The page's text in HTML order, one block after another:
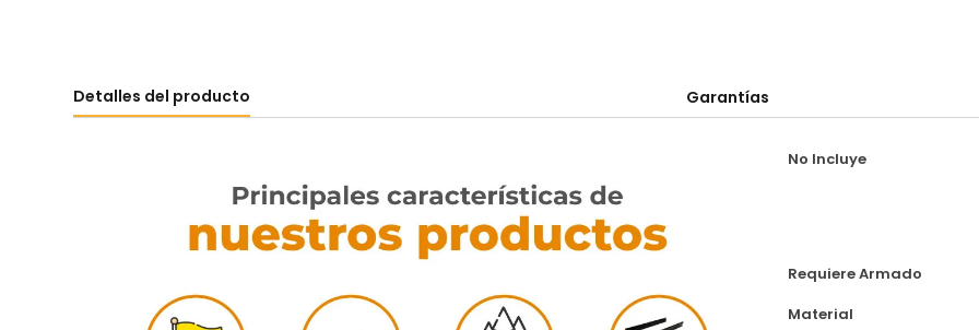
Detalles del producto Garantías
No Incluye
Requiere Armado
Material